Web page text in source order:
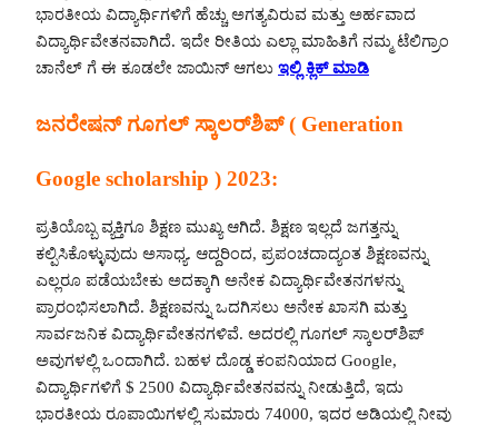
ಭಾರತೀಯ ವಿದ್ಯಾರ್ಥಿಗಳಿಗೆ ಹೆಚ್ಚು ಅಗತ್ಯವಿರುವ ಮತ್ತು ಅರ್ಹವಾದ
ವಿದ್ಯಾರ್ಥಿವೇತನವಾಗಿದೆ. ಇದೇ ರೀತಿಯ ಎಲ್ಲಾ ಮಾಹಿತಿಗೆ ನಮ್ಮ ಟೆಲಿಗ್ರಾಂ
ಚಾನೆಲ್ ಗೆ ಈ ಕೂಡಲೇ ಜಾಯಿನ್ ಆಗಲು ಇಲ್ಲಿ ಕ್ಲಿಕ್ ಮಾಡಿ
ಜನರೇಷನ್ ಗೂಗಲ್ ಸ್ಕಾಲರ್‌ಶಿಪ್ ( Generation
Google scholarship ) 2023:
ಪ್ರತಿಯೊಬ್ಬ ವ್ಯಕ್ತಿಗೂ ಶಿಕ್ಷಣ ಮುಖ್ಯ ಆಗಿದೆ. ಶಿಕ್ಷಣ ಇಲ್ಲದೆ ಜಗತ್ತನ್ನು
ಕಲ್ಪಿಸಿಕೊಳ್ಳುವುದು ಅಸಾಧ್ಯ. ಆದ್ದರಿಂದ, ಪ್ರಪಂಚದಾದ್ಯಂತ ಶಿಕ್ಷಣವನ್ನು
ಎಲ್ಲರೂ ಪಡೆಯಬೇಕು ಅದಕ್ಕಾಗಿ ಅನೇಕ ವಿದ್ಯಾರ್ಥಿವೇತನಗಳನ್ನು
ಪ್ರಾರಂಭಿಸಲಾಗಿದೆ. ಶಿಕ್ಷಣವನ್ನು ಒದಗಿಸಲು ಅನೇಕ ಖಾಸಗಿ ಮತ್ತು
ಸಾರ್ವಜನಿಕ ವಿದ್ಯಾರ್ಥಿವೇತನಗಳಿವೆ. ಅದರಲ್ಲಿ ಗೂಗಲ್ ಸ್ಕಾಲರ್‌ಶಿಪ್
ಅವುಗಳಲ್ಲಿ ಒಂದಾಗಿದೆ. ಬಹಳ ದೊಡ್ಡ ಕಂಪನಿಯಾದ Google,
ವಿದ್ಯಾರ್ಥಿಗಳಿಗೆ $ 2500 ವಿದ್ಯಾರ್ಥಿವೇತನವನ್ನು ನೀಡುತ್ತಿದೆ, ಇದು
ಭಾರತೀಯ ರೂಪಾಯಿಗಳಲ್ಲಿ ಸುಮಾರು 74000, ಇದರ ಅಡಿಯಲ್ಲಿ ನೀವು